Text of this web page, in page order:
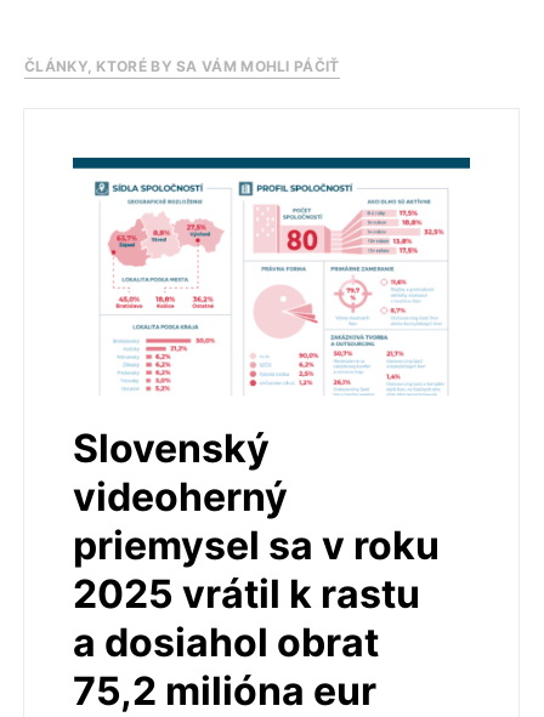
ČLÁNKY, KTORÉ BY SA VÁM MOHLI PÁČIŤ
Slovenský
videoherný
priemysel sa v roku
2025 vrátil k rastu
a dosiahol obrat
75,2 milióna eur